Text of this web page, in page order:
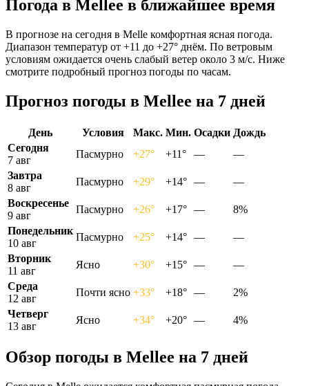
Погода в Melleе в ближайшее время
В прогнозе на сегодня в Melle комфортная ясная погода.
Диапазон температур от +11 до +27° днём. По ветровым
условиям ожидается очень слабый ветер около 3 м/с. Ниже
смотрите подробный прогноз погоды по часам.
Прогноз погоды в Melleе на 7 дней
День Условия Макс. Мин. Осадки Дождь
Сегодня
7 авг
Пасмурно +27° +11° —
—
Завтра
8 авг
Пасмурно +29° +14° —
—
Воскресенье
9 авг
Пасмурно +26° +17° —
8%
Понедельник
10 авг
Пасмурно +25° +14° —
—
Вторник
11 авг
Ясно +30° +15° —
—
Среда
12 авг
Почти ясно +33° +18° —
2%
Четверг
13 авг
Ясно +34° +20° — 4%
Обзор погоды в Melleе на 7 дней